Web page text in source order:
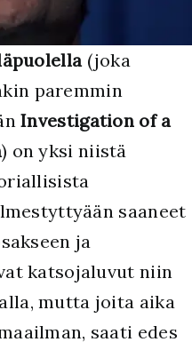
(joka
paremmin
Investigation of a
) on yksi niistä
saaneet
ja
katsojaluvut niin
mutta joita aika
saati edes